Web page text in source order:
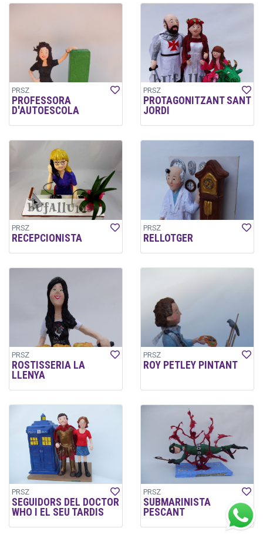
PRSZ
PROFESSORA
D'AUTOESCOLA
PRSZ
PROTAGONITZANT SANT
JORDI
PRSZ
RECEPCIONISTA
PRSZ
RELLOTGER
PRSZ
ROSTISSERIA LA
LLENYA
PRSZ
ROY PETLEY PINTANT
PRSZ
SEGUIDORS DEL DOCTOR
WHO I EL SEU TARDIS
PRSZ
SUBMARINISTA
PESCANT